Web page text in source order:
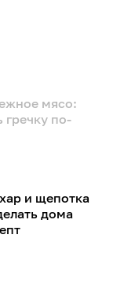
мясо:
гречку по-
и щепотка
дома